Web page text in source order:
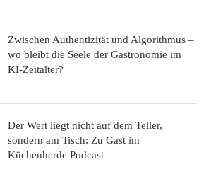
Zwischen Authentizität und Algorithmus –
wo bleibt die Seele der Gastronomie im
KI-Zeitalter?
Der Wert liegt nicht auf dem Teller,
sondern am Tisch: Zu Gast im
Küchenherde Podcast